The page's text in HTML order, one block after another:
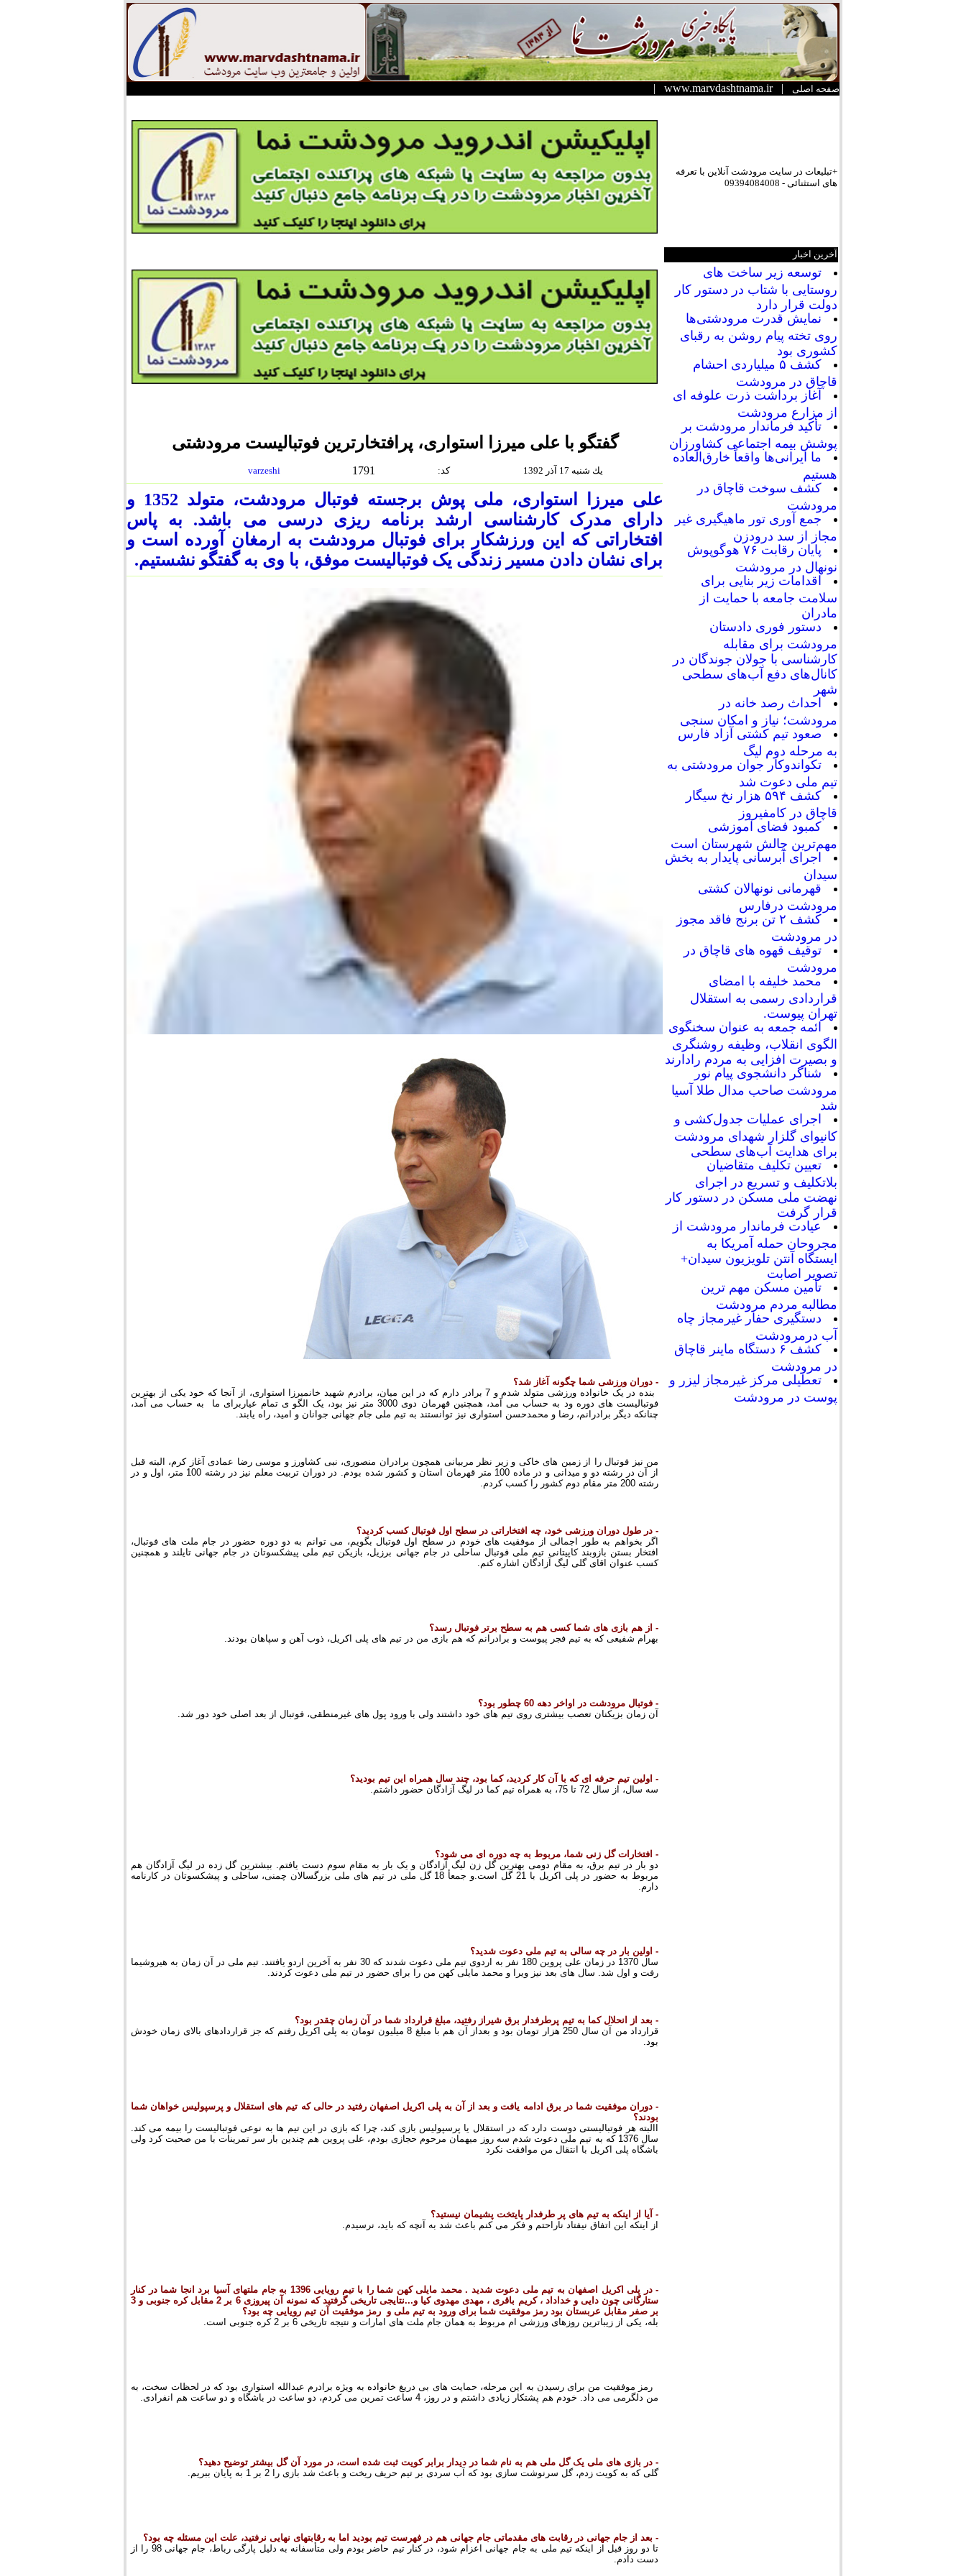
صفحه اصلی |
www.marvdashtnama.ir
|
+تبلیعات در سایت مرودشت آنلاین با تعرفه
های استثنائی - 09394084008
آخرین اخبار
توسعه زیر ساخت های
روستایی با شتاب در دستور کار
دولت قرار دارد
نمایش قدرت مرودشتی‌ها
روی تخته پیام روشن به رقبای
کشوری بود
کشف ۵ میلیاردی احشام
قاچاق در مرودشت
آغاز برداشت ذرت علوفه ای
از مزارع مرودشت
تأکید فرماندار مرودشت بر
پوشش بیمه اجتماعی کشاورزان
ما ایرانی‌ها واقعاً خارق‌العاده
هستیم
کشف سوخت قاچاق در
مرودشت
جمع آوری تور ماهیگیری غیر
مجاز از سد درودزن
پایان رقابت‌ ۷۶ هوگوپوش
نونهال در مرودشت
اقدامات زیر بنایی برای
سلامت جامعه با حمایت از
مادران
دستور فوری دادستان
مرودشت برای مقابله
کارشناسی با جولان جوندگان در
کانال‌های دفع آب‌های سطحی
شهر
احداث رصد خانه در
مرودشت؛ نیاز و امکان سنجی
صعود تیم کشتی آزاد فارس
به مرحله دوم لیگ
تکواندوکار جوان مرودشتی به
تیم ملی دعوت شد
کشف ۵۹۴ هزار نخ سیگار
قاچاق در کامفیروز
کمبود فضای آموزشی
مهم‌ترین چالش شهرستان است
اجرای آبرسانی پایدار به بخش
سیدان
قهرمانی نونهالان کشتی
مرودشت درفارس
کشف ۲ تن برنج فاقد مجوز
در مرودشت
توقیف قهوه های قاچاق در
مرودشت
محمد خلیفه با امضای
قراردادی رسمی به استقلال
تهران پیوست.
ائمه جمعه به عنوان سخنگوی
الگوی انقلاب، وظیفه روشنگری
و بصیرت افزایی به مردم رادارند
شناگر دانشجوی پیام نور
مرودشت صاحب مدال طلا آسیا
شد
اجرای عملیات جدول‌کشی و
کانیوای گلزار شهدای مرودشت
برای هدایت آب‌های سطحی
تعیین تکلیف متقاضیان
بلاتکلیف و تسریع در اجرای
نهضت ملی مسکن در دستور کار
قرار گرفت
عیادت فرماندار مرودشت از
مجروحان حمله آمریکا به
ایستگاه آنتن تلویزیون سیدان+
تصویر اصابت
تأمین مسکن مهم ترین
مطالبه مردم مرودشت
دستگیری حفار غیرمجاز چاه
آب درمرودشت
کشف ۶ دستگاه ماینر قاچاق
در مرودشت
تعطیلی مرکز غیرمجاز لیزر و
پوست در مرودشت
گفتگو با علی میرزا استواری، پرافتخارترین فوتبالیست مرودشتی
varzeshi 1791 :كد يك شنبه 17 آذر 1392
علی میرزا استواری، ملی پوش برجسته فوتبال مرودشت، متولد 1352 و
دارای مدرک کارشناسی ارشد برنامه ریزی درسی می باشد. به پاس
افتخاراتی که این ورزشکار برای فوتبال مرودشت به ارمغان آورده است و
برای نشان دادن مسیر زندگی یک فوتبالیست موفق، با وی به گفتگو نشستیم.
- دوران ورزشی شما چگونه آغاز شد؟
بنده در یک خانواده ورزشی متولد شدم و 7 برادر دارم که در این میان، برادرم شهید خانمیرزا استواری، از آنجا که خود یکی از بهترین
فوتبالیست های دوره ود به حساب می آمد، همچنین قهرمان دوی 3000 متر نیز بود، یک الگو ی تمام عیاربرای ما به حساب می آمد،
چنانکه دیگر برادرانم، رضا و محمدحسن استواری نیز توانستند به تیم ملی جام جهانی جوانان و امید، راه یابند.
من نیز فوتبال را از زمین های خاکی و زیر نظر مربیانی همچون برادران منصوری، نبی کشاورز و موسی رضا عمادی آغاز کرم، البته قبل
از آن در رشته دو و میدانی و در ماده 100 متر قهرمان استان و کشور شده بودم. در دوران تربیت معلم نیز در رشته 100 متر، اول و در
رشته 200 متر مقام دوم کشور را کسب کردم.
- در طول دوران ورزشی خود، چه افتخاراتی در سطح اول فوتبال کسب کردید؟
اگر بخواهم به طور اجمالی از موفقیت های خودم در سطح اول فوتبال بگویم، می توانم به دو دوره حضور در جام ملت های فوتبال،
افتخار بستن بازوبند کاپیتانی تیم ملی فوتبال ساحلی در جام جهانی برزیل، بازیکن تیم ملی پیشکسوتان در جام جهانی تایلند و همچنین
کسب عنوان اقای گلی لیگ آزادگان اشاره کنم.
- از هم بازی های شما کسی هم به سطح برتر فوتبال رسد؟
بهرام شفیعی که به تیم فجر پیوست و برادرانم که هم بازی من در تیم های پلی اکریل، ذوب آهن و سپاهان بودند.
- فوتبال مرودشت در اواخر دهه 60 چطور بود؟
آن زمان بزیکنان تعصب بیشتری روی تیم های خود داشتند ولی با ورود پول های غیرمنطقی، فوتبال از بعد اصلی خود دور شد.
- اولین تیم حرفه ای که با آن کار کردید، کما بود، چند سال همراه این تیم بودید؟
سه سال، از سال 72 تا 75، به همراه تیم کما در لیگ آزادگان حضور داشتم.
- افتخارات گل زنی شما، مربوط به چه دوره ای می شود؟
دو بار در تیم برق، به مقام دومی بهترین گل زن لیگ آزادگان و یک بار به مقام سوم دست یافتم. بیشترین گل زده در لیگ آزادگان هم
مربوط به حضور در پلی اکریل با 21 گل است.و جمعأ 18 گل ملی در تیم های ملی بزرگسالان چمنی، ساحلی و پیشکسوتان در کارنامه
دارم.
- اولین بار در چه سالی به تیم ملی دعوت شدید؟
سال 1370 در زمان علی پروین 180 نفر به اردوی تیم ملی دعوت شدند که 30 نفر به آخرین اردو یافتند. تیم ملی در آن زمان به هیروشیما
رفت و اول شد. سال های بعد نیز ویرا و محمد مایلی کهن من را برای حضور در تیم ملی دعوت کردند.
- بعد از انحلال کما به تیم پرطرفدار برق شیراز رفتید، مبلغ قرارداد شما در آن زمان چقدر بود؟
قرارداد من آن سال 250 هزار تومان بود و بعداز آن هم با مبلغ 8 میلیون تومان به پلی اکریل رفتم که جز قراردادهای بالای زمان خودش
بود.
- دوران موفقیت شما در برق ادامه یافت و بعد از آن به پلی اکریل اصفهان رفتید در حالی که تیم های استقلال و پرسپولیس خواهان شما
بودند؟
االبته هر فوتبالیستی دوست دارد که در استقلال یا پرسپولیس بازی کند، چرا که بازی در این تیم ها به نوعی فوتبالیست را بیمه می کند.
سال 1376 که به تیم ملی دعوت شدم سه روز میهمان مرحوم حجازی بودم، علی پروین هم چندین بار سر تمرینات با من صحبت کرد ولی
باشگاه پلی اکریل با انتقال من موافقت نکرد
- آیا از اینکه به تیم های پر طرفدار پایتخت پشیمان نیستید؟
از اینکه این اتفاق نیفتاد ناراحتم و فکر می کنم باعث شد به آنچه که باید، نرسیدم.
- در پلی اکریل اصفهان به تیم ملی دعوت شدید . محمد مایلی کهن شما را با تیم رویایی 1396 به جام ملتهای آسیا برد انجا شما در کنار
ستارگانی چون دایی و خداداد ، کریم باقری ، مهدی مهدوی کیا و...نتایجی تاریخی گرفتید که نمونه آن پیروزی 6 بر 2 مقابل کره جنوبی و 3
بر صفر مقابل عربستان بود رمز موفقیت شما برای ورود به تیم ملی و رمز موفقیت آن تیم رویایی چه بود؟
بله، یکی از زیباترین روزهای ورزشی ام مربوط به همان جام ملت های امارات و نتیجه تاریخی 6 بر 2 کره جنوبی است.
رمز موفقیت من برای رسیدن به این مرحله، حمایت های بی دریغ خانواده به ویژه برادرم عبدالله استواری بود که در لحظات سخت، به
من دلگرمی می داد. خودم هم پشتکار زیادی داشتم و در روز، 4 ساعت تمرین می کردم، دو ساعت در باشگاه و دو ساعت هم انفرادی.
- در بازی های ملی یک گل ملی هم به نام شما در دیدار برابر کویت ثبت شده است، در مورد آن گل بیشتر توضیح دهید؟
گلی که به کویت زدم، گل سرنوشت سازی بود که آب سردی بر تیم حریف ریخت و باعث شد بازی را 2 بر 1 به پایان ببریم.
- بعد از جام جهانی در رقابت های مقدماتی جام جهانی هم در فهرست تیم بودید اما به رقابتهای نهایی نرفتید، علت این مسئله چه بود؟
تا دو روز قبل از اینکه تیم ملی به جام جهانی اعزام شود، در کنار تیم حاضر بودم ولی متأسفانه به دلیل پارگی رباط، جام جهانی 98 را از
دست دادم.